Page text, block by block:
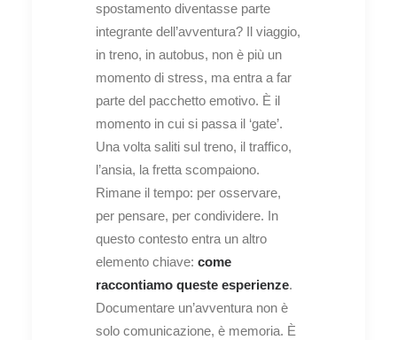
spostamento diventasse parte
integrante dell’avventura? Il viaggio,
in treno, in autobus, non è più un
momento di stress, ma entra a far
parte del pacchetto emotivo. È il
momento in cui si passa il ‘gate’.
Una volta saliti sul treno, il traffico,
l’ansia, la fretta scompaiono.
Rimane il tempo: per osservare,
per pensare, per condividere. In
questo contesto entra un altro
elemento chiave: come
raccontiamo queste esperienze.
Documentare un’avventura non è
solo comunicazione, è memoria. È